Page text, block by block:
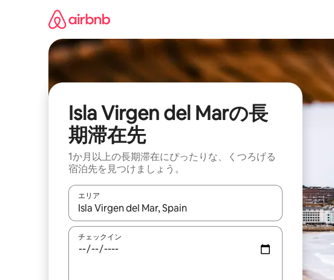
Isla Virgen del Marの長
期滞在先
1か月以上の長期滞在にぴったりな、くつろげる
宿泊先を見つけましょう。
エリア
検索結果が表示されたら、上下の矢印キーを使って移動するか、
チェックイン